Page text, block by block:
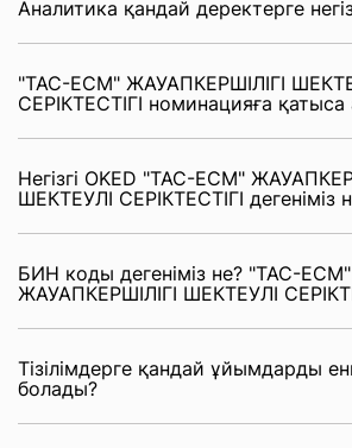
Аналитика қандай деректерге
"ТАС-ЕСМ" ЖАУАПКЕРШІЛІГІ
СЕРІКТЕСТІГІ номинацияға
Негізгі OKED "ТАС-ЕСМ"
ШЕКТЕУЛІ СЕРІКТЕСТІГІ дегеніміз
БИН коды дегеніміз не? "ТАС-ЕСМ"
ЖАУАПКЕРШІЛІГІ ШЕКТЕУЛІ
Тізілімдерге қандай ұйымдарды
болады?